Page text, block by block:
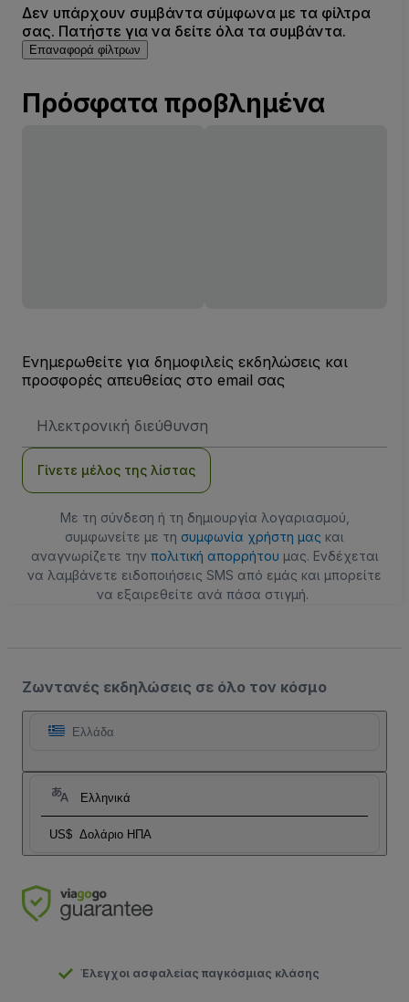
Δεν υπάρχουν συμβάντα σύμφωνα με τα φίλτρα
σας. Πατήστε για να δείτε όλα τα συμβάντα.
Επαναφορά φίλτρων
Πρόσφατα προβλημένα
Ενημερωθείτε για δημοφιλείς εκδηλώσεις και
προσφορές απευθείας στο email σας
Email
Γίνετε μέλος της λίστας
Με τη σύνδεση ή τη δημιουργία λογαριασμού,
συμφωνείτε με τη συμφωνία χρήστη μας και
αναγνωρίζετε την πολιτική απορρήτου μας. Ενδέχεται
να λαμβάνετε ειδοποιήσεις SMS από εμάς και μπορείτε
να εξαιρεθείτε ανά πάσα στιγμή.
Ζωντανές εκδηλώσεις σε όλο τον κόσμο
Ελλάδα
Ελληνικά
US$ Δολάριο ΗΠΑ
Έλεγχοι ασφαλείας παγκόσμιας κλάσης